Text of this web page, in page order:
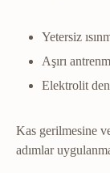
Yetersiz
Aşırı
Elektrolit
Kas gerilmesine
adımlar